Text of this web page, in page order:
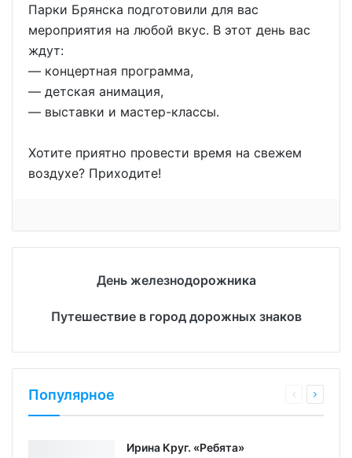
Парки Брянска подготовили для вас
мероприятия на любой вкус. В этот день вас
ждут:
— концертная программа,
— детская анимация,
— выставки и мастер-классы.
Хотите приятно провести время на свежем
воздухе? Приходите!
День железнодорожника
Путешествие в город дорожных знаков
Популярное
Ирина Круг. «Ребята»